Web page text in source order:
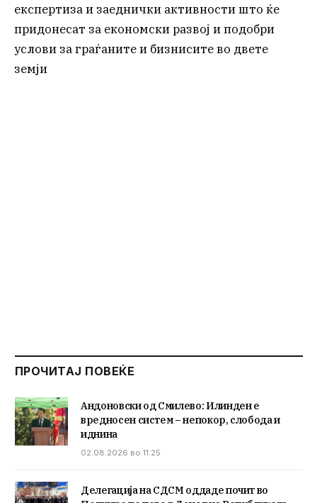
експертиза и заеднички активности што ќе
придонесат за економски развој и подобри
услови за граѓаните и бизнисите во двете
земји
ПРОЧИТАЈ ПОВЕЌЕ
Андоновски од Смилево: Илинден е
вредносен систем – непокор, слобода и
иднина
02.08.2026 во 11:25
Делегација на СДСМ оддаде почит во